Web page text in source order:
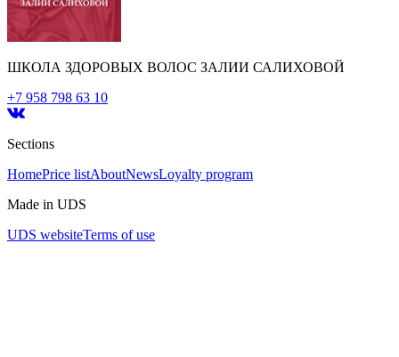
ШКОЛА ЗДОРОВЫХ ВОЛОС ЗАЛИИ САЛИХОВОЙ
+7 958 798 63 10
Sections
HomePrice listAboutNewsLoyalty program
Made in UDS
UDS websiteTerms of use